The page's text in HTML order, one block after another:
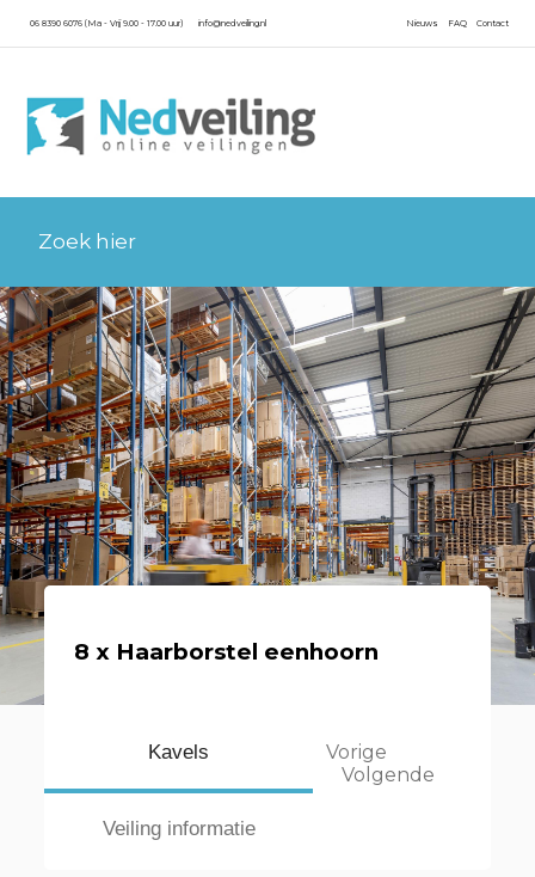
06 8390 6076 (Ma - Vrij 9.00 - 17.00 uur) info@nedveiling.nl Contact
FAQ
Nieuws
8 x Haarborstel eenhoorn
Kavels
Veiling informatie
Vorige
Volgende